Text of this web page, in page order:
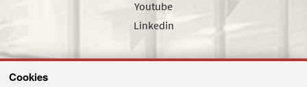
Cookies
Youtube
Linkedin